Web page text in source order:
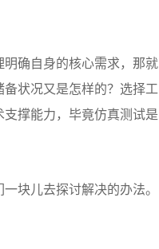
确自身的核心需求，那就
状况又是怎样的？选择工
撑能力，毕竟仿真测试是
块儿去探讨解决的办法。